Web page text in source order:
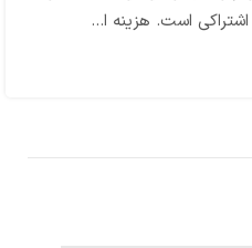
است. هزینه ا...